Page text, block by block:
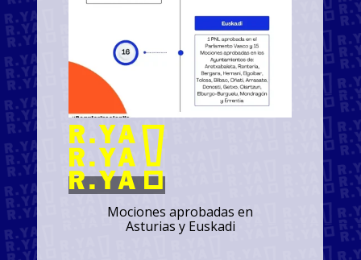
Mociones aprobadas en
Asturias y Euskadi